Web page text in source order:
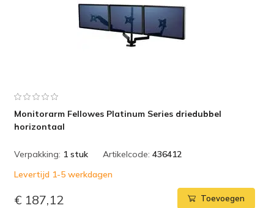
Monitorarm Fellowes Platinum Series driedubbel
horizontaal
Verpakking: 1 stuk Artikelcode: 436412
Levertijd 1-5 werkdagen
€ 187,12 Toevoegen